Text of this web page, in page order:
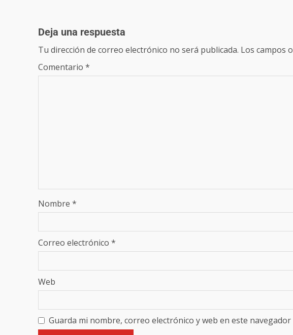
Deja una respuesta
Tu dirección de correo electrónico no será publicada. Los campos
Comentario *
Nombre *
Correo electrónico *
Web
Guarda mi nombre, correo electrónico y web en este